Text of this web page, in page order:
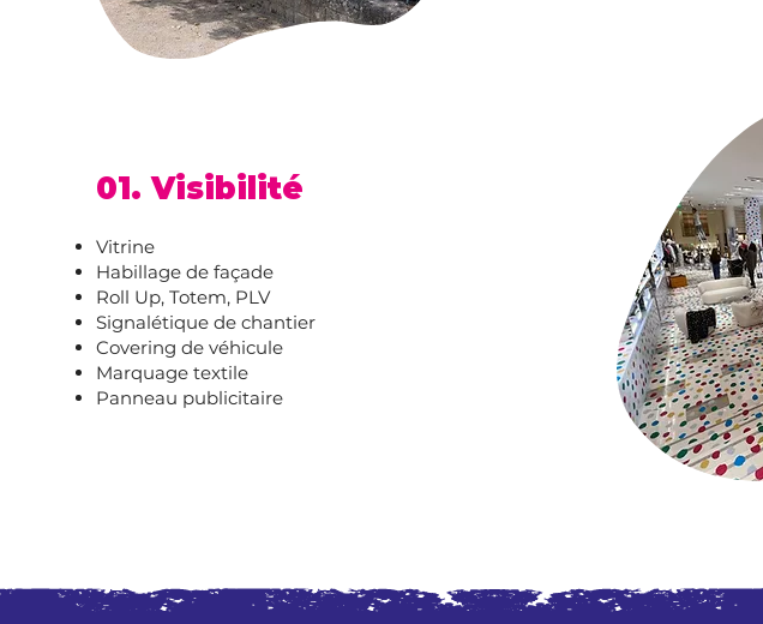
01. Visibilité
Vitrine
Habillage de façade
Roll Up, Totem, PLV
Signalétique de chantier
Covering de véhicule
Marquage textile
Panneau publicitaire